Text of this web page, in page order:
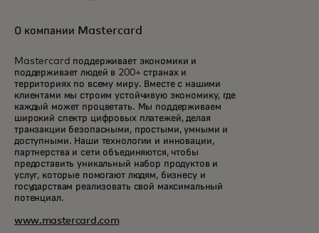
О компании Mastercard
Mastercard поддерживает экономики и
поддерживает людей в 200+ странах и
территориях по всему миру. Вместе с нашими
клиентами мы строим устойчивую экономику, где
каждый может процветать. Мы поддерживаем
широкий спектр цифровых платежей, делая
транзакции безопасными, простыми, умными и
доступными. Наши технологии и инновации,
партнерства и сети объединяются, чтобы
предоставить уникальный набор продуктов и
услуг, которые помогают людям, бизнесу и
государствам реализовать свой максимальный
потенциал.
www.mastercard.com